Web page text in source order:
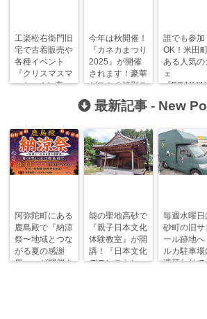
工楽松右衛門旧
宅で古着販売や
各種イベント
『クリスマスマ
ーケットin高
今年は秋開催！
『カネカまつり
2025』が開催
されます！豪華
ゲストの特別ス
テージも！
誰でも参加
OK！米田
ある人気の
ェ
『
な出会いを
最新記事 - New
阿弥陀町にある
鹿島殿で『納涼
祭〜地域とつな
がる夏の感謝
祭〜』が開催さ
能の聖地高砂で
『親子日本文化
体験教室』が開
講！『日本文化
デモンストレー
毎週水曜日
砂町の旧サ
ール跡地へ
ルカ駐車場
週替わりで